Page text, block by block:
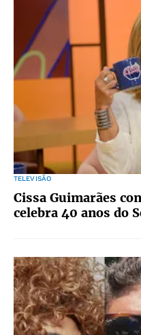
TELEVISÃO
Cissa Guimarães
celebra 40 anos do